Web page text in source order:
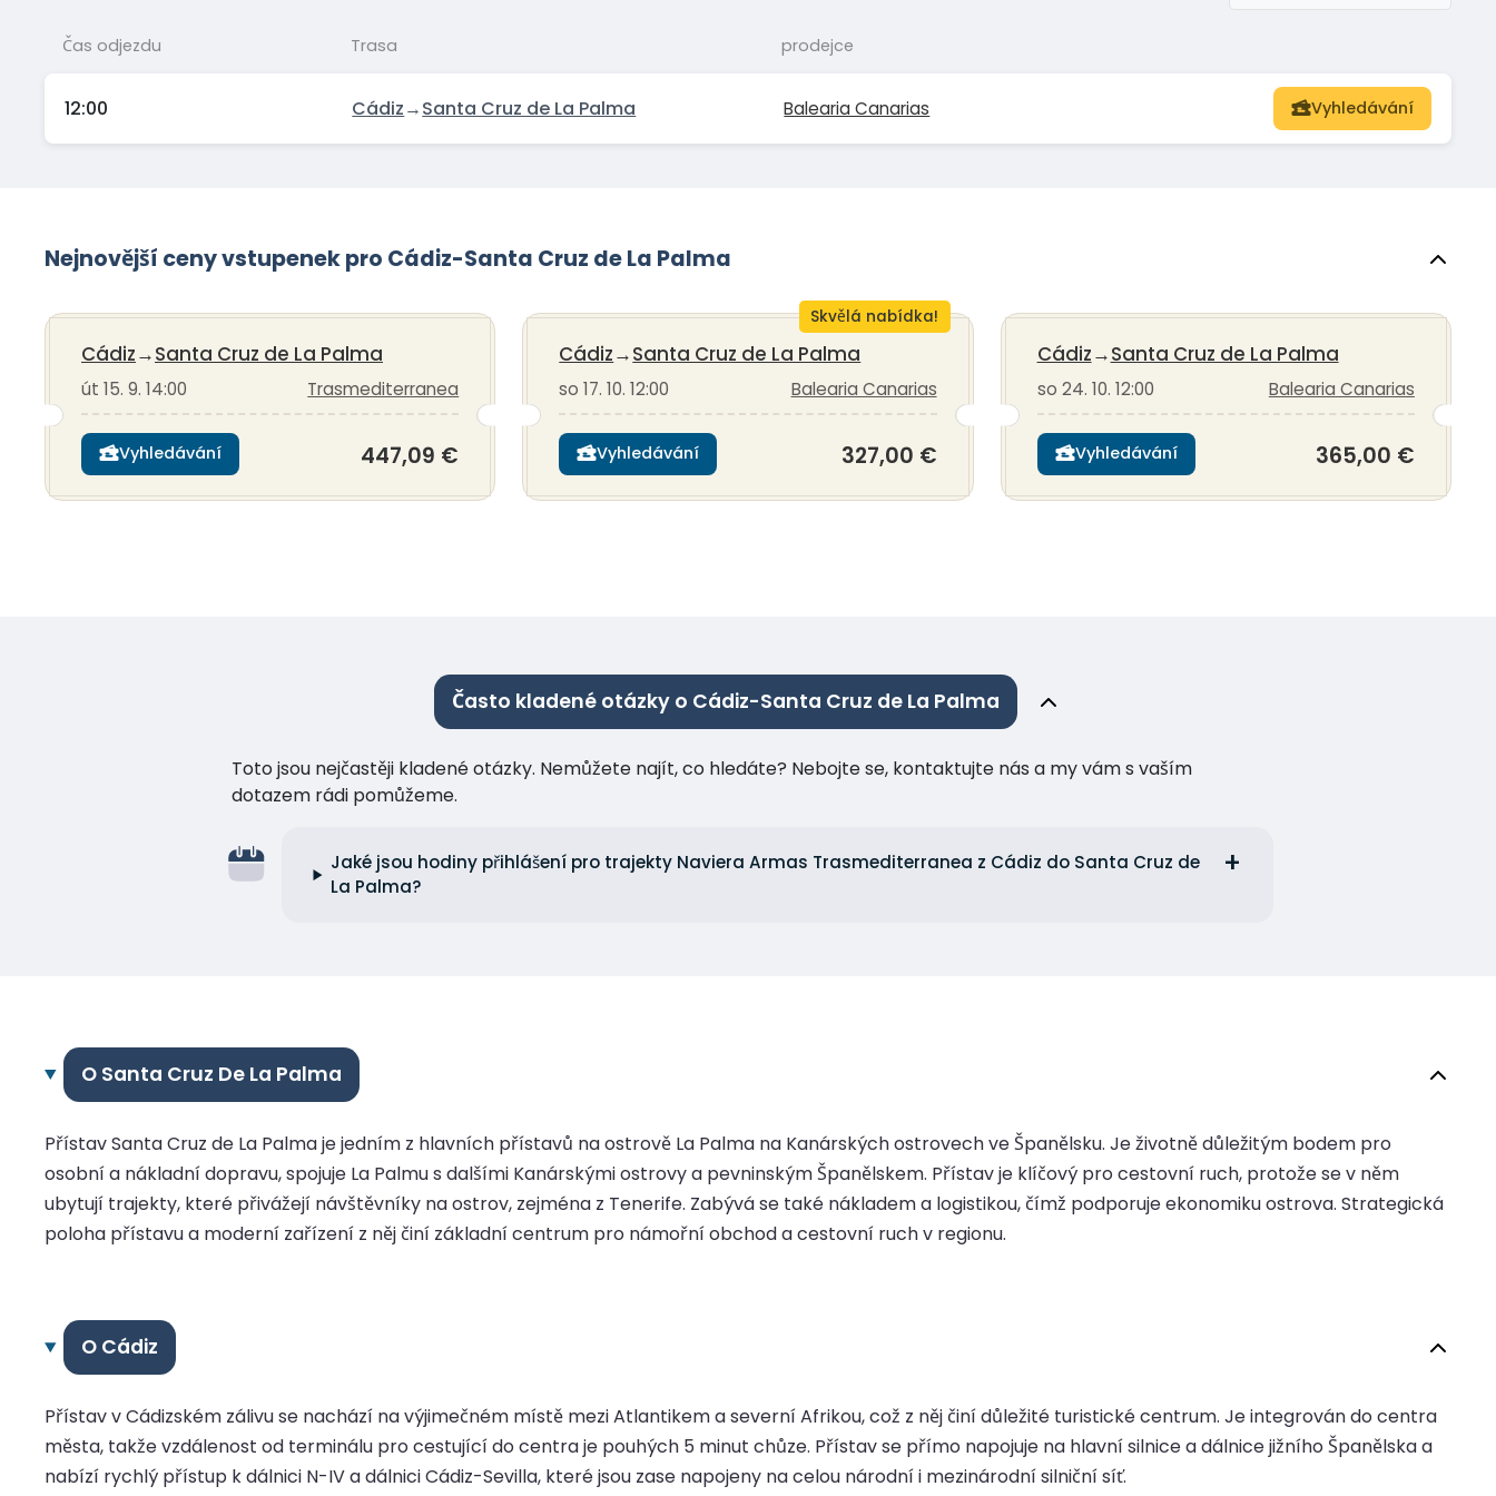
Čas odjezdu Trasa prodejce
12:00 Cádiz→Santa Cruz de La Palma Balearia Canarias Vyhledávání
Nejnovější ceny vstupenek pro Cádiz-Santa Cruz de La Palma
Cádiz→Santa Cruz de La Palma
út 15. 9. 14:00 Trasmediterranea
Vyhledávání 447,09 €
Skvělá nabídka!
Cádiz→Santa Cruz de La Palma
so 17. 10. 12:00 Balearia Canarias
Vyhledávání 327,00 €
Cádiz→Santa Cruz de La Palma
so 24. 10. 12:00 Balearia Canarias
Vyhledávání 365,00 €
Často kladené otázky o Cádiz-Santa Cruz de La Palma
Toto jsou nejčastěji kladené otázky. Nemůžete najít, co hledáte? Nebojte se, kontaktujte nás a my vám s vaším
dotazem rádi pomůžeme.
Jaké jsou hodiny přihlášení pro trajekty Naviera Armas Trasmediterranea z Cádiz do Santa Cruz de
La Palma?
O Santa Cruz De La Palma
Přístav Santa Cruz de La Palma je jedním z hlavních přístavů na ostrově La Palma na Kanárských ostrovech ve Španělsku. Je životně důležitým bodem pro
osobní a nákladní dopravu, spojuje La Palmu s dalšími Kanárskými ostrovy a pevninským Španělskem. Přístav je klíčový pro cestovní ruch, protože se v něm
ubytují trajekty, které přivážejí návštěvníky na ostrov, zejména z Tenerife. Zabývá se také nákladem a logistikou, čímž podporuje ekonomiku ostrova. Strategická
poloha přístavu a moderní zařízení z něj činí základní centrum pro námořní obchod a cestovní ruch v regionu.
O Cádiz
Přístav v Cádizském zálivu se nachází na výjimečném místě mezi Atlantikem a severní Afrikou, což z něj činí důležité turistické centrum. Je integrován do centra
města, takže vzdálenost od terminálu pro cestující do centra je pouhých 5 minut chůze. Přístav se přímo napojuje na hlavní silnice a dálnice jižního Španělska a
nabízí rychlý přístup k dálnici N-IV a dálnici Cádiz-Sevilla, které jsou zase napojeny na celou národní i mezinárodní silniční síť.